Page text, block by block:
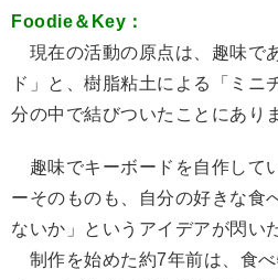
Foodie＆Key：
現在の活動の原点は、趣味で
ド」と、樹脂粘土による「ミニ
分の中で結びついたことにあり
趣味でキーボードを自作して
ーそのものも、自分の好きな食
ないか」というアイデアが閃い
制作を始めた約7年前は、食